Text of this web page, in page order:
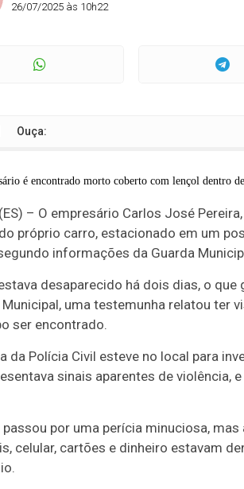
26/07/2025 às 10h22
Ouça:
– O empresário Carlos José
próprio carro, estacionado em um
informações da Guarda
desaparecido há dois dias, o
Municipal, uma testemunha relatou ter
ser encontrado.
da Polícia Civil esteve no local para
sinais aparentes de
passou por uma perícia minuciosa,
celular, cartões e dinheiro estavam